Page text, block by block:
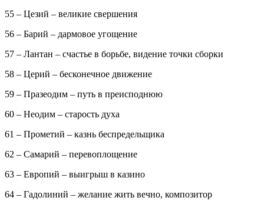
55 – Цезий – великие свершения
56 – Барий – дармовое угощение
57 – Лантан – счастье в борьбе, видение точки сборки
58 – Церий – бесконечное движение
59 – Празеодим – путь в преисподнюю
60 – Неодим – старость духа
61 – Прометий – казнь беспредельщика
62 – Самарий – перевоплощение
63 – Европий – выигрыш в казино
64 – Гадолиний – желание жить вечно, композитор